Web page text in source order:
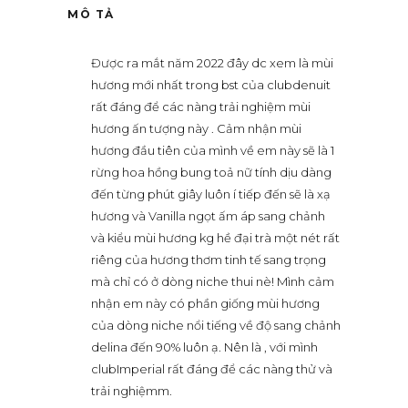
MÔ TẢ
Được ra mắt năm 2022 đây dc xem là mùi
hương mới nhất trong bst của clubdenuit
rất đáng để các nàng trải nghiệm mùi
hương ấn tượng này . Cảm nhận mùi
hương đầu tiên của mình về em này sẽ là 1
rừng hoa hồng bung toả nữ tính dịu dàng
đến từng phút giây luôn í tiếp đến sẽ là xạ
hương và Vanilla ngọt ấm áp sang chảnh
và kiểu mùi hương kg hề đại trà một nét rất
riêng của hương thơm tinh tế sang trọng
mà chỉ có ở dòng niche thui nè! Mình cảm
nhận em này có phần giống mùi hương
của dòng niche nổi tiếng về độ sang chảnh
delina đến 90% luôn ạ. Nên là , với mình
clubImperial rất đáng để các nàng thử và
trải nghiệmm.